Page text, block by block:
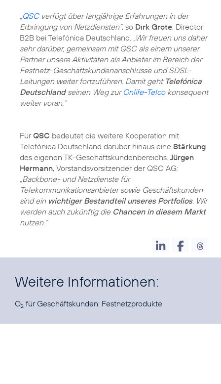
„QSCverfügt über langjährige Erfahrungen in der
Erbringung von Netzdiensten“, so Dirk Grote, Director
B2B bei Telefónica Deutschland. „Wir freuen uns daher
sehr darüber, gemeinsam mit QSC als einem unserer
Partner unsere Aktivitäten als Anbieter im Bereich der
Festnetz-Geschäftskundenanschlüsse und SDSL-
Leitungen weiter fortzuführen. Damit geht Telefónica
Deutschlandseinen Weg zur Onlife-Telcokonsequent
weiter voran.“
FürQSC bedeutet die weitere Kooperation mit
Telefónica Deutschland darüber hinaus eine Stärkung
des eigenen TK-Geschäftskundenbereichs. Jürgen
Hermann, Vorstandsvorsitzender der QSC AG:
„Backbone- und Netzdienste für
Telekommunikationsanbieter sowie Geschäftskunden
sind ein wichtiger Bestandteil unseres Portfolios. Wir
werden auch zukünftig die Chancen in diesem Markt
nutzen.“
Weitere Informationen:
O2 für Geschäftskunden: Festnetzprodukte